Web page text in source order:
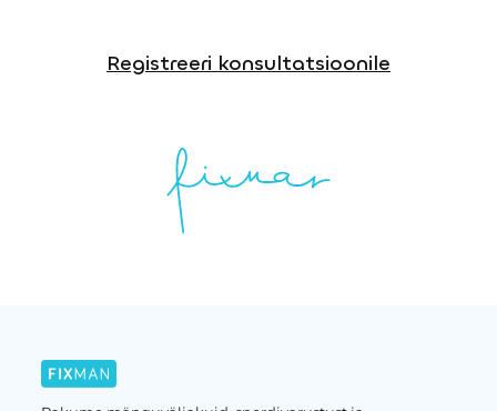
Registreeri konsultatsioonile